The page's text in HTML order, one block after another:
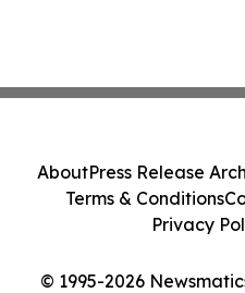
© 1995-2026
AboutPress Release
Terms & Conditions
Privacy